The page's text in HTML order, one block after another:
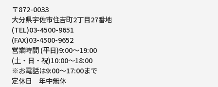
〒872-0033
大分県宇佐市住吉町2丁目27番地
(TEL)03-4500-9651
(FAX)03-4500-9652
営業時間 (平日)9:00～19:00
(土・日・祝)10:00～18:00
※お電話は9:00～17:00まで
定休日 年中無休